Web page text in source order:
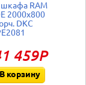
RAM
2000х800
DKC
459Р
В корзину